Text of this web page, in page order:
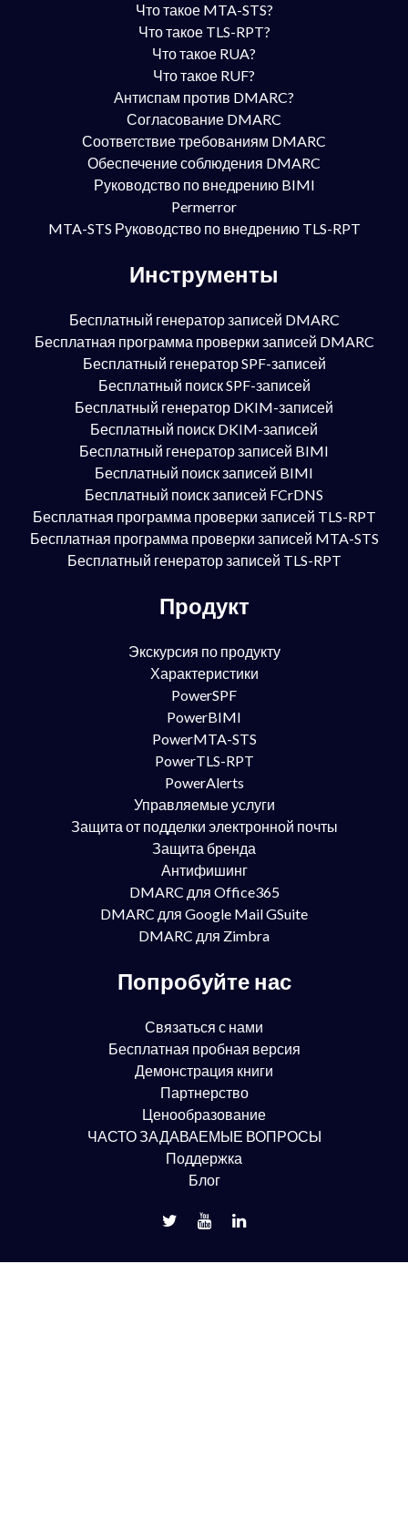
Что такое MTA-STS?
Что такое TLS-RPT?
Что такое RUA?
Что такое RUF?
Антиспам против DMARC?
Согласование DMARC
Соответствие требованиям DMARC
Обеспечение соблюдения DMARC
Руководство по внедрению BIMI
Permerror
MTA-STS Руководство по внедрению TLS-RPT
Инструменты
Бесплатный генератор записей DMARC
Бесплатная программа проверки записей DMARC
Бесплатный генератор SPF-записей
Бесплатный поиск SPF-записей
Бесплатный генератор DKIM-записей
Бесплатный поиск DKIM-записей
Бесплатный генератор записей BIMI
Бесплатный поиск записей BIMI
Бесплатный поиск записей FCrDNS
Бесплатная программа проверки записей TLS-RPT
Бесплатная программа проверки записей MTA-STS
Бесплатный генератор записей TLS-RPT
Продукт
Экскурсия по продукту
Характеристики
PowerSPF
PowerBIMI
PowerMTA-STS
PowerTLS-RPT
PowerAlerts
Управляемые услуги
Защита от подделки электронной почты
Защита бренда
Антифишинг
DMARC для Office365
DMARC для Google Mail GSuite
DMARC для Zimbra
Попробуйте нас
Связаться с нами
Бесплатная пробная версия
Демонстрация книги
Партнерство
Ценообразование
ЧАСТО ЗАДАВАЕМЫЕ ВОПРОСЫ
Поддержка
Блог